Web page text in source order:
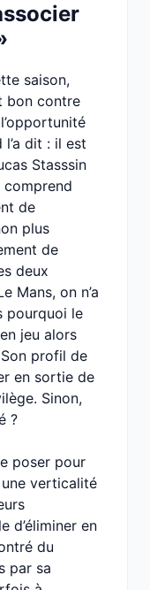
saison,
bon contre
dit : il est
Stasssin
comprend
de
plus
de
deux
Mans, on n’a
pourquoi le
jeu alors
profil de
en sortie de
Sinon,
?
poser pour
verticalité
d’éliminer en
du
par sa